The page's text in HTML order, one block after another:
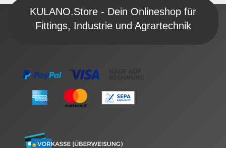
KULANO.Store - Dein Onlineshop für
Fittings, Industrie und Agrartechnik